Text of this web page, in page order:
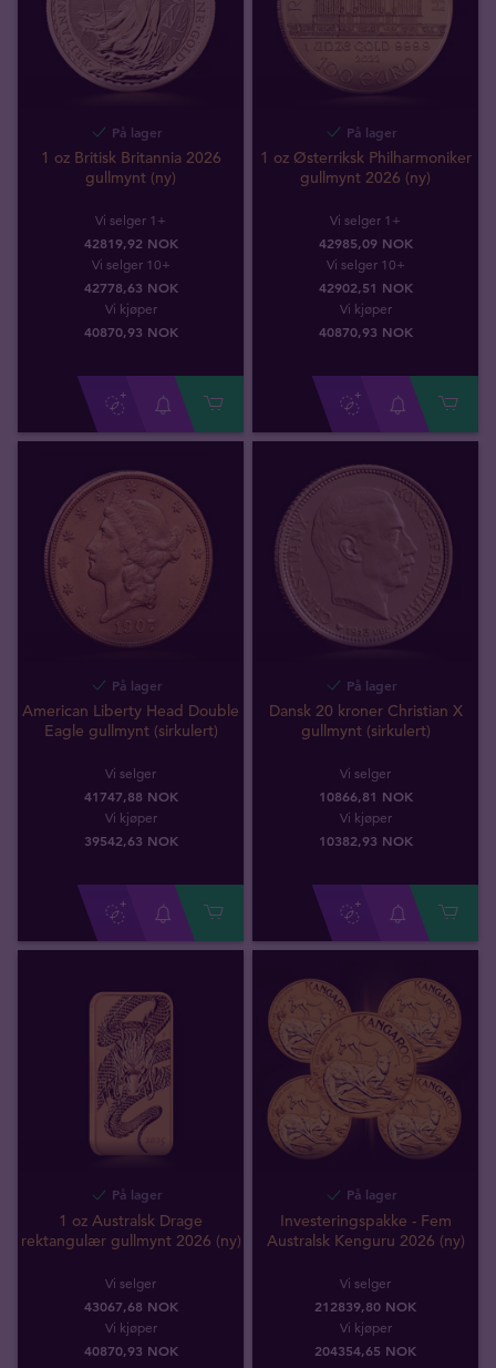
På lager
1 oz Britisk Britannia 2026
gullmynt (ny)
Vi selger 1+
42819,92 NOK
Vi selger 10+
42778,63 NOK
Vi kjøper
40870,93 NOK
På lager
1 oz Østerriksk Philharmoniker
gullmynt 2026 (ny)
Vi selger 1+
42985,09 NOK
Vi selger 10+
42902,51 NOK
Vi kjøper
40870,93 NOK
På lager
American Liberty Head Double
Eagle gullmynt (sirkulert)
Vi selger
41747,88 NOK
Vi kjøper
39542,63 NOK
På lager
Dansk 20 kroner Christian X
gullmynt (sirkulert)
Vi selger
10866,81 NOK
Vi kjøper
10382,93 NOK
På lager
1 oz Australsk Drage
rektangulær gullmynt 2026 (ny)
Vi selger
43067,68 NOK
Vi kjøper
40870,93 NOK
På lager
Investeringspakke - Fem
Australsk Kenguru 2026 (ny)
Vi selger
212839,80 NOK
Vi kjøper
204354,65 NOK